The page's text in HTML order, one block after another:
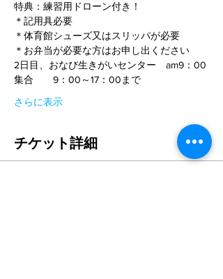
特典：練習用ドローン付き！
＊記用具必要
＊体育館シューズ又はスリッパが必要
＊お弁当が必要な方はお申し出ください
2日目、おなび生きがいセンター　am9：00
集合　　9：00～17：00まで
さらに表示
チケット詳細